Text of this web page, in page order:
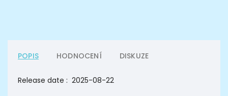
POPIS HODNOCENÍ DISKUZE
Release date : 2025-08-22